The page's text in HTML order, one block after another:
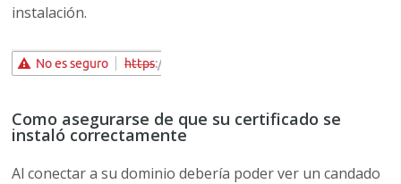
instalación.
Como asegurarse de que su certificado se
instaló correctamente
Al conectar a su dominio debería poder ver un candado